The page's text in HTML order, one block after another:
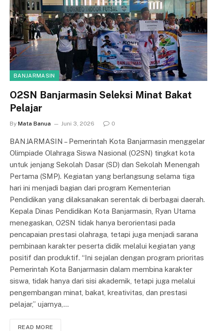
BANJARMASIN
O2SN Banjarmasin Seleksi Minat Bakat
Pelajar
By Mata Banua Juni 3, 2026 0
BANJARMASIN – Pemerintah Kota Banjarmasin menggelar
Olimpiade Olahraga Siswa Nasional (O2SN) tingkat kota
untuk jenjang Sekolah Dasar (SD) dan Sekolah Menengah
Pertama (SMP). Kegiatan yang berlangsung selama tiga
hari ini menjadi bagian dari program Kementerian
Pendidikan yang dilaksanakan serentak di berbagai daerah.
Kepala Dinas Pendidikan Kota Banjarmasin, Ryan Utama
menegaskan, O2SN tidak hanya berorientasi pada
pencapaian prestasi olahraga, tetapi juga menjadi sarana
pembinaan karakter peserta didik melalui kegiatan yang
positif dan produktif. “Ini sejalan dengan program prioritas
Pemerintah Kota Banjarmasin dalam membina karakter
siswa, tidak hanya dari sisi akademik, tetapi juga melalui
pengembangan minat, bakat, kreativitas, dan prestasi
pelajar,” ujarnya,…
READ MORE